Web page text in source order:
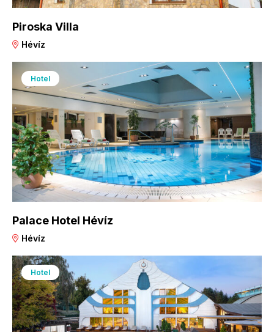
Piroska Villa
Hévíz
Hotel
Palace Hotel Hévíz
Hévíz
Hotel